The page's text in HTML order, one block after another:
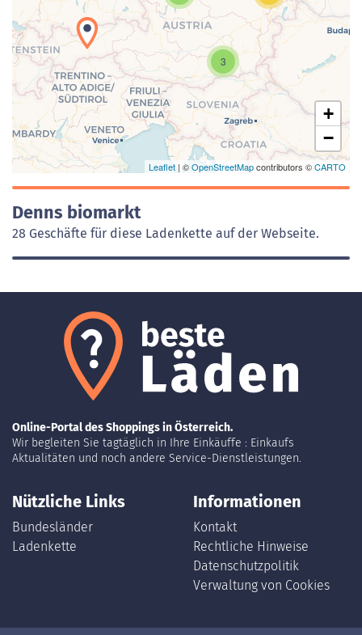
Laden der Karte...
3
+
−
Leaflet | ©OpenStreetMapcontributors ©CARTO
Denns biomarkt
28 Geschäfte für diese Ladenkette auf der Webseite.
Online-Portal des Shoppings in Österreich.
Wir begleiten Sie tagtäglich in Ihre Einkäuffe : Einkaufs
Aktualitäten und noch andere Service-Dienstleistungen.
Nützliche Links
Bundesländer
Ladenkette
Informationen
Kontakt
Rechtliche Hinweise
Datenschutzpolitik
Verwaltung von Cookies